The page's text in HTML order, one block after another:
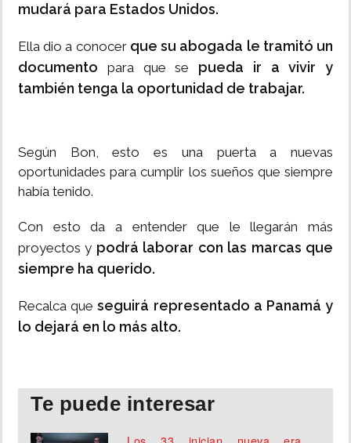
mudará para Estados Unidos.
Ella dio a conocer que su abogada le tramitó un
documento para que se pueda ir a vivir y
también tenga la oportunidad de trabajar.
Según Bon, esto es una puerta a nuevas
oportunidades para cumplir los sueños que siempre
había tenido.
Con esto da a entender que le llegarán más
proyectos y podrá laborar con las marcas que
siempre ha querido.
Recalca que seguirá representado a Panamá y
lo dejará en lo más alto.
Te puede interesar